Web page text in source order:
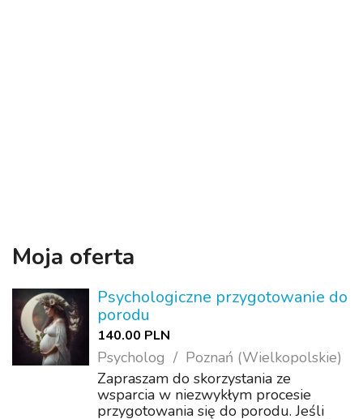
Moja oferta
Psychologiczne przygotowanie do
porodu
140.00 PLN
Psycholog
Poznań (Wielkopolskie)
Zapraszam do skorzystania ze
wsparcia w niezwykłym procesie
przygotowania się do porodu. Jeśli